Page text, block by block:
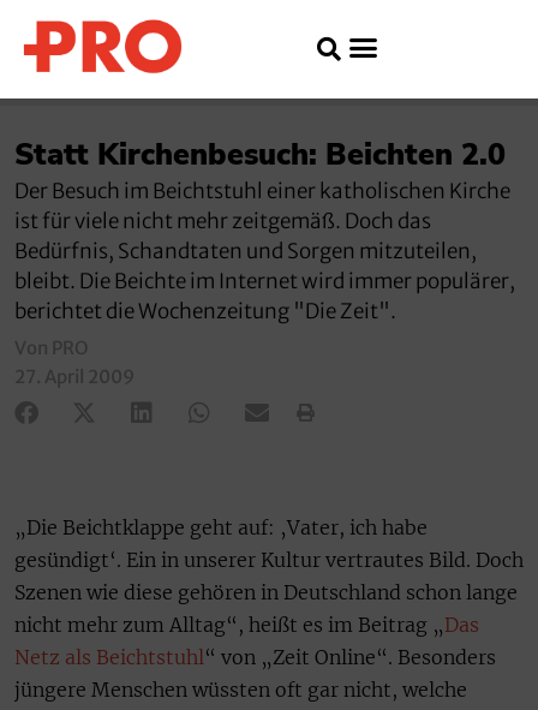
Statt Kirchenbesuch: Beichten 2.0
Der Besuch im Beichtstuhl einer katholischen Kirche
ist für viele nicht mehr zeitgemäß. Doch das
Bedürfnis, Schandtaten und Sorgen mitzuteilen,
bleibt. Die Beichte im Internet wird immer populärer,
berichtet die Wochenzeitung "Die Zeit".
Von PRO
27. April 2009
„Die Beichtklappe geht auf: ‚Vater, ich habe
gesündigt‘. Ein in unserer Kultur vertrautes Bild. Doch
Szenen wie diese gehören in Deutschland schon lange
nicht mehr zum Alltag“, heißt es im Beitrag „Das
Netz als Beichtstuhl “ von „Zeit Online“. Besonders
jüngere Menschen wüssten oft gar nicht, welche